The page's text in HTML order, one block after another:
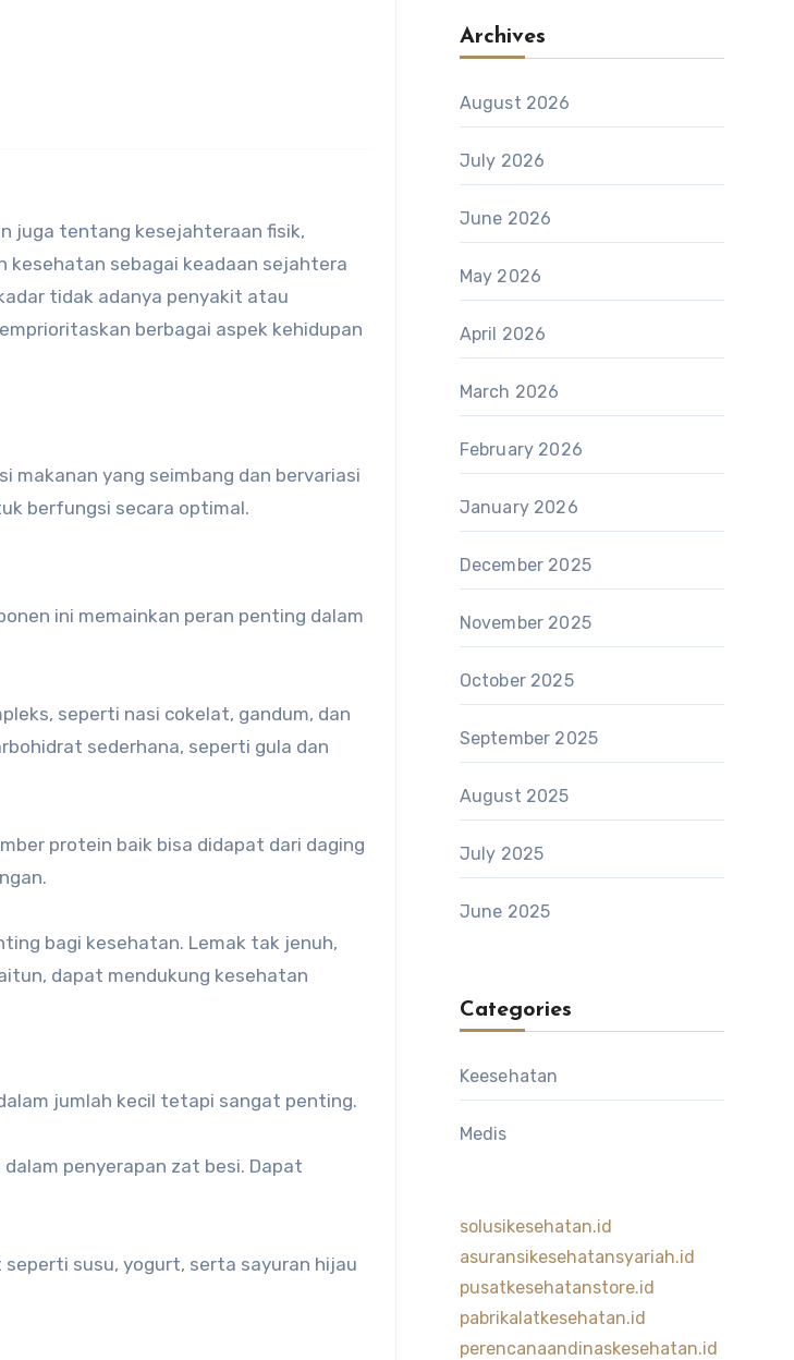
juga tentang kesejahteraan fisik,
kesehatan sebagai keadaan sejahtera
tidak adanya penyakit atau
berbagai aspek kehidupan
makanan yang seimbang dan bervariasi
berfungsi secara optimal.
ini memainkan peran penting dalam
seperti nasi cokelat, gandum, dan
sederhana, seperti gula dan
protein baik bisa didapat dari daging
bagi kesehatan. Lemak tak jenuh,
dapat mendukung kesehatan
jumlah kecil tetapi sangat penting.
penyerapan zat besi. Dapat
susu, yogurt, serta sayuran hijau
Archives
August 2026
July 2026
June 2026
May 2026
April 2026
March 2026
February 2026
January 2026
December 2025
November 2025
October 2025
September 2025
August 2025
July 2025
June 2025
Categories
Keesehatan
Medis
solusikesehatan.id
asuransikesehatansyariah.id
pusatkesehatanstore.id
pabrikalatkesehatan.id
perencanaandinaskesehatan.id